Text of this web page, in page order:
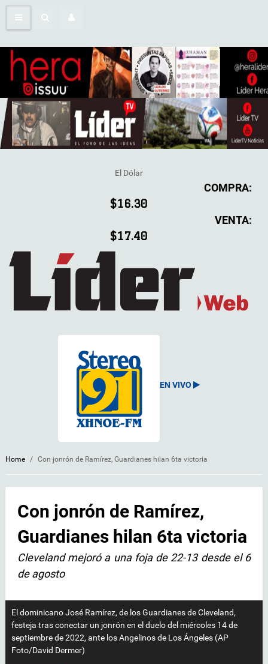
El Dólar
COMPRA:
$16.30
VENTA:
$17.40
EN VIVO
Home / Con jonrón de Ramírez, Guardianes hilan 6ta victoria
Con jonrón de Ramírez,
Guardianes hilan 6ta victoria
Cleveland mejoró a una foja de 22-13 desde el 6
de agosto
El dominicano José Ramírez, de los Guardianes de Cleveland,
festeja tras conectar un jonrón en el duelo del miércoles 14 de
septiembre de 2022, ante los Angelinos de Los Ángeles (AP
Foto/David Dermer)